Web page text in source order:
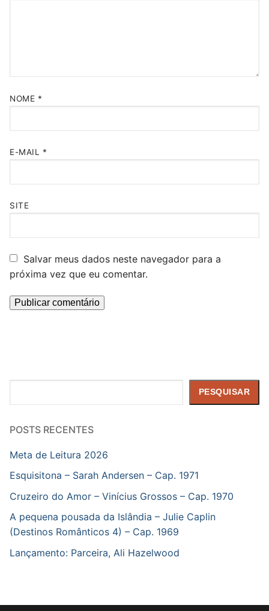
NOME *
E-MAIL *
SITE
Salvar meus dados neste navegador para a
próxima vez que eu comentar.
PESQUISAR
POSTS RECENTES
Meta de Leitura 2026
Esquisitona – Sarah Andersen – Cap. 1971
Cruzeiro do Amor – Vinícius Grossos – Cap. 1970
A pequena pousada da Islândia – Julie Caplin
(Destinos Românticos 4) – Cap. 1969
Lançamento: Parceira, Ali Hazelwood